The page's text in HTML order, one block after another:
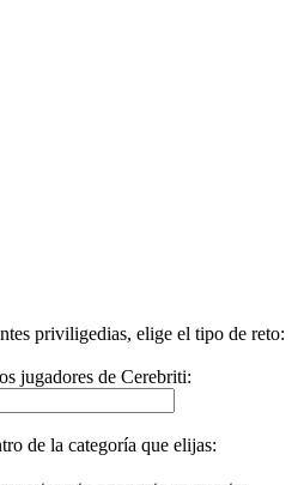
priviligedias, elige el tipo de reto:
jugadores de Cerebriti:
de la categoría que elijas: